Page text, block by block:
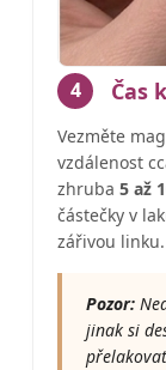
4 Čas
Vezměte
vzdálenost
zhruba 5 až
částečky v
zářivou linku.
Pozor:
jinak si